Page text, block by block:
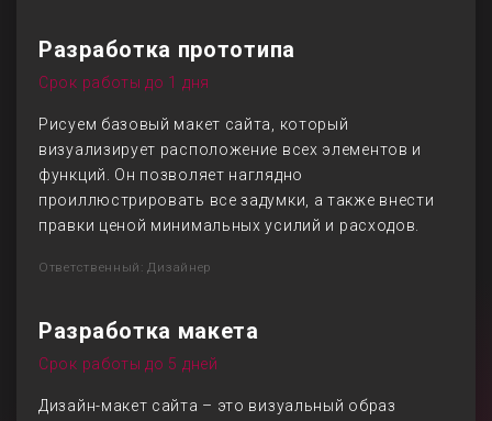
Разработка прототипа
Срок работы до 1 дня
Рисуем базовый макет сайта, который
визуализирует расположение всех элементов и
функций. Он позволяет наглядно
проиллюстрировать все задумки, а также внести
правки ценой минимальных усилий и расходов.
Ответственный: Дизайнер
Разработка макета
Срок работы до 5 дней
Дизайн-макет сайта – это визуальный образ